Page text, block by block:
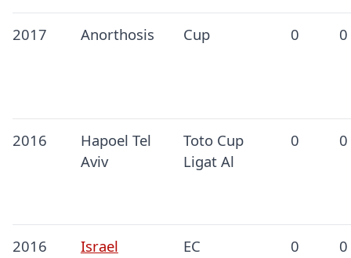
2017 Anorthosis Cup 0 0
2016
Hapoel Tel
Aviv
Toto Cup
Ligat Al
0 0
2016 Israel
EC
0 0